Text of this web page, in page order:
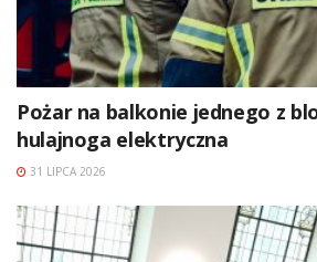
Pożar na balkonie jednego z
hulajnoga elektryczna
31 LIPCA 2026